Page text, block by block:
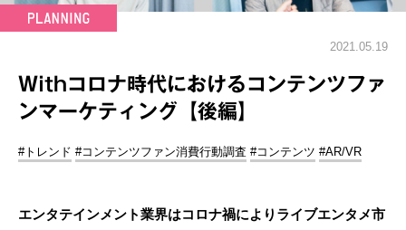
2021.05.19
Withコロナ時代におけるコンテンツファ
ンマーケティング【後編】
#トレンド #コンテンツファン消費行動調査 #コンテンツ #AR/VR
エンタテインメント業界はコロナ禍によりライブエンタメ市